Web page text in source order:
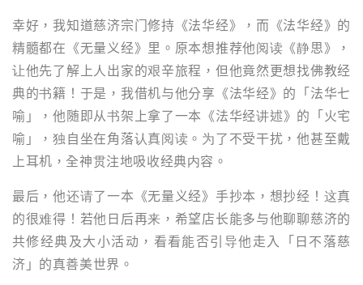
幸好，我知道慈济宗门修持《法华经》，而《法华经》的
精髓都在《无量义经》里。原本想推荐他阅读《静思》，
让他先了解上人出家的艰辛旅程，但他竟然更想找佛教经
典的书籍！于是，我借机与他分享《法华经》的「法华七
喻」，他随即从书架上拿了一本《法华经讲述》的「火宅
喻」，独自坐在角落认真阅读。为了不受干扰，他甚至戴
上耳机，全神贯注地吸收经典内容。
最后，他还请了一本《无量义经》手抄本，想抄经！这真
的很难得！若他日后再来，希望店长能多与他聊聊慈济的
共修经典及大小活动，看看能否引导他走入「日不落慈
济」的真善美世界。